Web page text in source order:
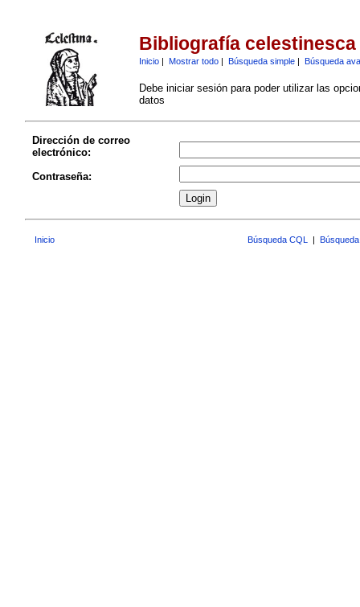
Bibliografía celestinesca
Inicio| Mostrar todo| Búsqueda simple| Búsqueda
Debe iniciar sesión para poder utilizar las
datos
Dirección de correo
electrónico:
Contraseña:
Inicio Búsqueda CQL |